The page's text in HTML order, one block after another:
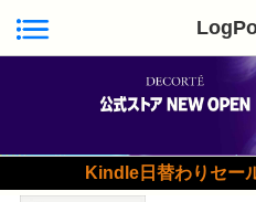
Kindle日替わりセー